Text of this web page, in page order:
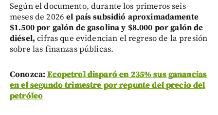
Según el documento, durante los primeros seis
meses de 2026 el país subsidió aproximadamente
$1.500 por galón de gasolina y $8.000 por galón de
diésel, cifras que evidencian el regreso de la presión
sobre las finanzas públicas.
Conozca:Ecopetrol disparó en 235% sus ganancias
en el segundo trimestre por repunte del precio del
petróleo